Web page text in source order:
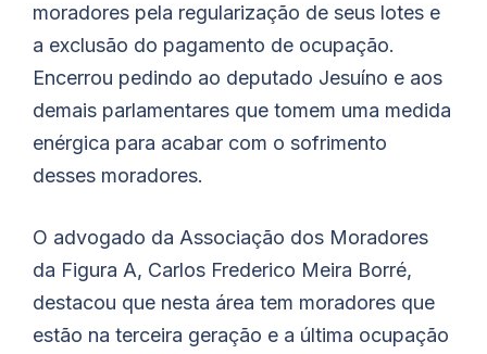
moradores pela regularização de seus lotes e
a exclusão do pagamento de ocupação.
Encerrou pedindo ao deputado Jesuíno e aos
demais parlamentares que tomem uma medida
enérgica para acabar com o sofrimento
desses moradores.
O advogado da Associação dos Moradores
da Figura A, Carlos Frederico Meira Borré,
destacou que nesta área tem moradores que
estão na terceira geração e a última ocupação